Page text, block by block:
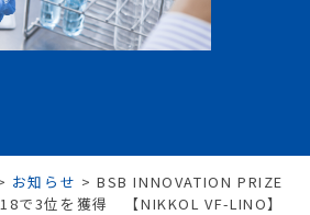
お知らせ > BSB INNOVATION PRIZE
で3位を獲得 【NIKKOL VF-LINO】